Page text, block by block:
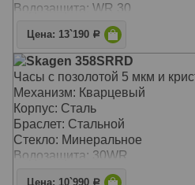
Водозащита: WR 30
Цена: 13`190 Р
Skagen 358SRRD
Часы с позолотой 5 мкм и
Механизм: Кварцевый
Корпус: Сталь
Браслет: Стальной
Стекло: Минеральное
Водозащита: 30WR
Цена: 10`990 Р